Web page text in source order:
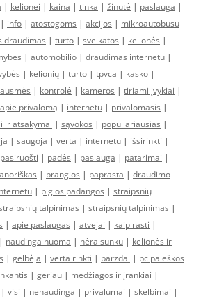
| kelionei | kaina | tinka | žinutė | paslauga |
| info | atostogoms | akcijos | mikroautobusu
draudimas | turto | sveikatos | kelionės |
| automobilio | draudimas internetu |
| kelionių | turto | tpvca | kasko |
| kontrolė | kameros | tiriami įvykiai |
apie privalomą | internetu | privalomasis |
ir atsakymai | sąvokos | populiariausias |
| saugoja | verta | internetu | išsirinkti |
pasiruošti | padės | paslauga | patarimai |
| brangios | paprasta | draudimo
| pigios padangos | straipsnių
talpinimas | straipsnių talpinimas |
| apie paslaugas | atvejai | kaip rasti |
| naudinga nuoma | nėra sunku | kelionės ir
| gelbėja | verta rinkti | barzdai | pc paieškos
| geriau | medžiagos ir įrankiai |
| visi | nenaudinga | privalumai | skelbimai |